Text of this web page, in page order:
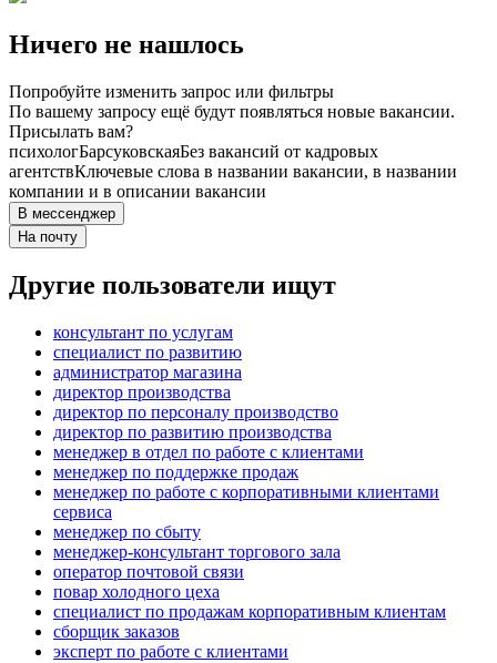
Ничего не нашлось
Попробуйте изменить запрос или фильтры
По вашему запросу ещё будут появляться новые вакансии.
Присылать вам?
психологБарсуковскаяБез вакансий от кадровых
агентствКлючевые слова в названии вакансии, в названии
компании и в описании вакансии
В мессенджер
На почту
Другие пользователи ищут
консультант по услугам
специалист по развитию
администратор магазина
директор производства
директор по персоналу производство
директор по развитию производства
менеджер в отдел по работе с клиентами
менеджер по поддержке продаж
менеджер по работе с корпоративными клиентами
сервиса
менеджер по сбыту
менеджер-консультант торгового зала
оператор почтовой связи
повар холодного цеха
специалист по продажам корпоративным клиентам
сборщик заказов
эксперт по работе с клиентами